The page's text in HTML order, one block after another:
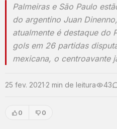
Palmeiras e São Paulo
do argentino Juan
atualmente é destaque do
gols em 26 partidas
mexicana, o centroavante
25 fev. 2021·2 min de leitura 43
0 0